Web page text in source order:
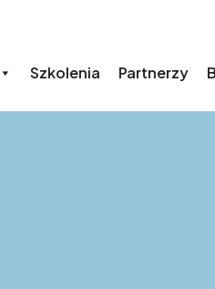
Szkolenia Partnerzy